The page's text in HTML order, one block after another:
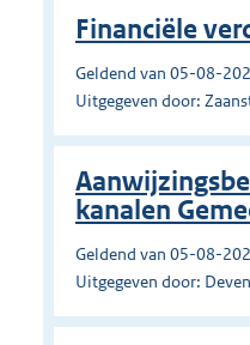
Financiële
Geldend van 05-08-
Uitgegeven door:
kanalen
Geldend van 05-08-
Uitgegeven door: